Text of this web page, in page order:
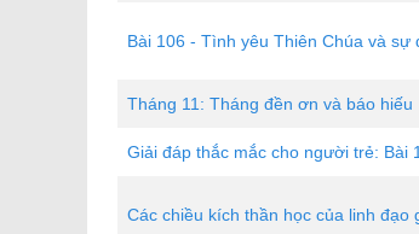
Bài 106 - Tình yêu Thiên Chúa và
Tháng 11: Tháng đền ơn và báo hiếu
Giải đáp thắc mắc cho người trẻ: Bài
Các chiều kích thần học của linh đạo